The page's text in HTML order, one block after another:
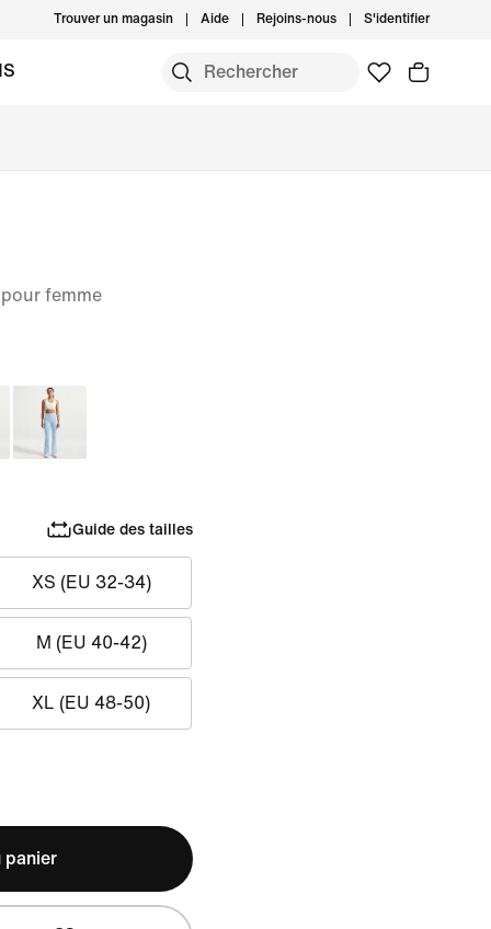
Trouver un magasin Aide Rejoins-nous S'identifier
femme
Guide des tailles
XS (EU 32-34)
M (EU 40-42)
XL (EU 48-50)
panier